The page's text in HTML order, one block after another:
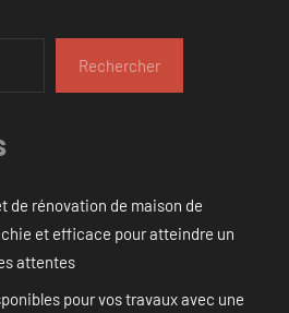
Rechercher
de rénovation de maison de
et efficace pour atteindre un
attentes
pour vos travaux avec une